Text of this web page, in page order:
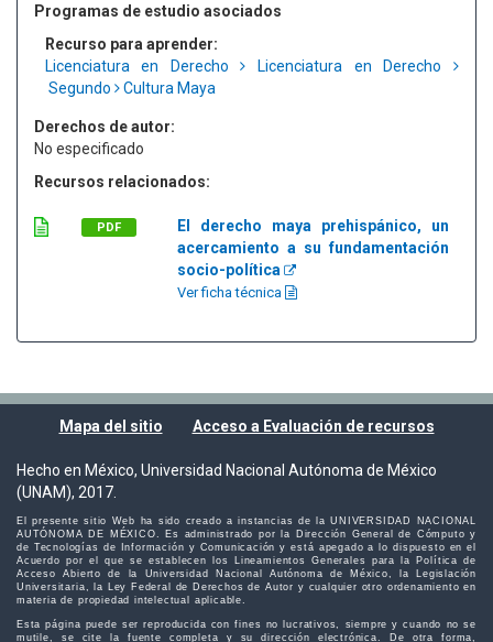
Programas de estudio asociados
Recurso para aprender:
Licenciatura en Derecho
Licenciatura en Derecho
Segundo
Cultura Maya
Derechos de autor:
No especificado
Recursos relacionados:
PDF
El derecho maya prehispánico, un
acercamiento a su fundamentación
socio-política
Ver ficha técnica
Mapa del sitio Acceso a Evaluación de recursos
Hecho en México, Universidad Nacional Autónoma de México
(UNAM), 2017.
El presente sitio Web ha sido creado a instancias de la UNIVERSIDAD NACIONAL
AUTÓNOMA DE MÉXICO. Es administrado por la Dirección General de Cómputo y
de Tecnologías de Información y Comunicación y está apegado a lo dispuesto en el
Acuerdo por el que se establecen los Lineamientos Generales para la Política de
Acceso Abierto de la Universidad Nacional Autónoma de México, la Legislación
Universitaria, la Ley Federal de Derechos de Autor y cualquier otro ordenamiento en
materia de propiedad intelectual aplicable.
Esta página puede ser reproducida con fines no lucrativos, siempre y cuando no se
mutile, se cite la fuente completa y su dirección electrónica. De otra forma,